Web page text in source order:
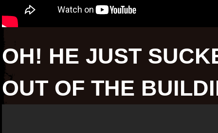
OH! HE JUST
OUT OF THE